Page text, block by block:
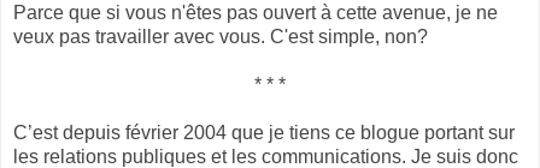
Parce que si vous n'êtes pas ouvert à cette avenue, je ne
veux pas travailler avec vous. C'est simple, non?
* * *
C’est depuis février 2004 que je tiens ce blogue portant sur
les relations publiques et les communications. Je suis donc